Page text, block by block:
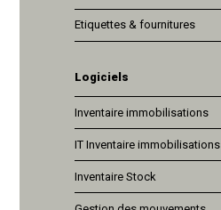
Etiquettes & fournitures
Logiciels
Inventaire immobilisations
IT Inventaire immobilisations
Inventaire Stock